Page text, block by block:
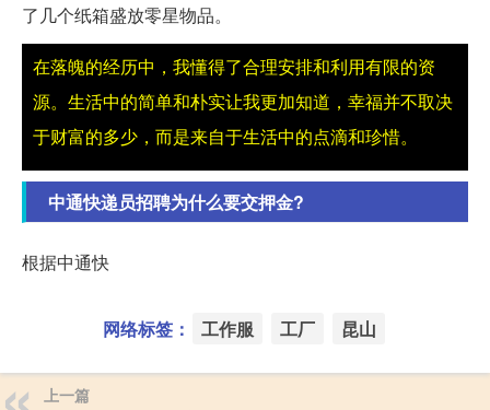
了几个纸箱盛放零星物品。
在落魄的经历中，我懂得了合理安排和利用有限的资
源。生活中的简单和朴实让我更加知道，幸福并不取决
于财富的多少，而是来自于生活中的点滴和珍惜。
中通快递员招聘为什么要交押金?
根据中通快
网络标签： 工作服 工厂 昆山
上一篇